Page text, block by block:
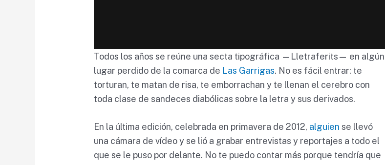
Todos los años se reúne una secta tipográfica —Lletraferits— en algún
lugar perdido de la comarca de Las Garrigas. No es fácil entrar: te
torturan, te matan de risa, te emborrachan y te llenan el cerebro con
toda clase de sandeces diabólicas sobre la letra y sus derivados.
En la última edición, celebrada en primavera de 2012, alguien se llevó
una cámara de vídeo y se lió a grabar entrevistas y reportajes a todo el
que se le puso por delante. No te puedo contar más porque tendría que